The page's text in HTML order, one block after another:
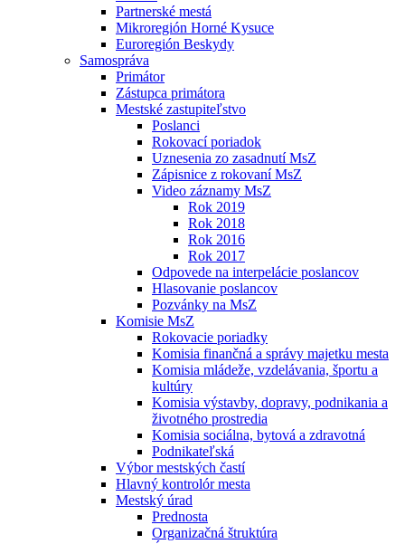
Partnerské mestá
Mikroregión Horné Kysuce
Euroregión Beskydy
Samospráva
Primátor
Zástupca primátora
Mestské zastupiteľstvo
Poslanci
Rokovací poriadok
Uznesenia zo zasadnutí MsZ
Zápisnice z rokovaní MsZ
Video záznamy MsZ
Rok 2019
Rok 2018
Rok 2016
Rok 2017
Odpovede na interpelácie poslancov
Hlasovanie poslancov
Pozvánky na MsZ
Komisie MsZ
Rokovacie poriadky
Komisia finančná a správy majetku mesta
Komisia mládeže, vzdelávania, športu a
kultúry
Komisia výstavby, dopravy, podnikania a
životného prostredia
Komisia sociálna, bytová a zdravotná
Podnikateľská
Výbor mestských častí
Hlavný kontrolór mesta
Mestský úrad
Prednosta
Organizačná štruktúra